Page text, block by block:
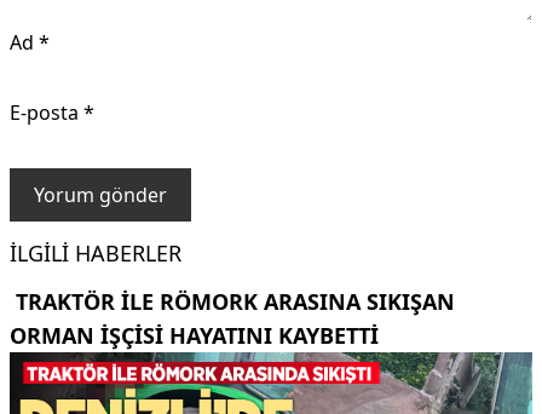
Ad *
E-posta *
İLGILI HABERLER
TRAKTÖR ILE RÖMORK ARASINA SIKIŞAN
ORMAN IŞÇISI HAYATINI KAYBETTI